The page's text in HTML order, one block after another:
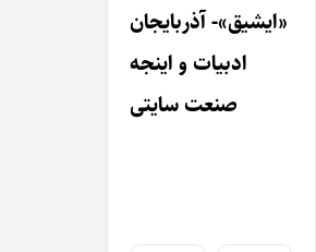
«ایشیق»- آذربایجان
ادبیات و اینجه
صنعت سایتی